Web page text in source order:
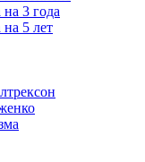
3 года
5 лет